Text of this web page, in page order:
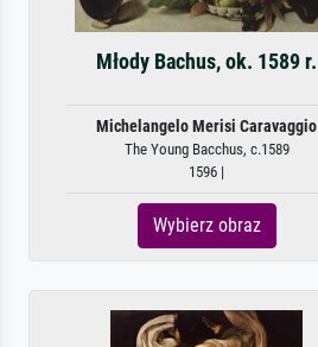
Młody Bachus, ok. 1589 r.
Michelangelo Merisi Caravaggio
The Young Bacchus, c.1589
1596 |
Wybierz obraz